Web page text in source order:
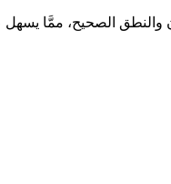
الصحيح، ممَّا يسهل